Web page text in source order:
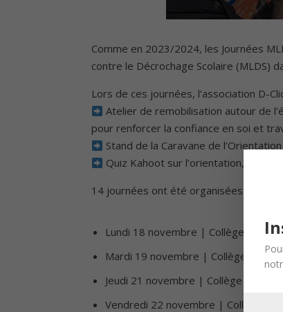
Comme en 2023/2024, les Journées
contre le Décrochage Scolaire (MLDS)
Lors de ces journées, l’association D-
Atelier de remobilisation autour de
pour renforcer la confiance en soi et
Stand de la Caravane de
Quiz Kahoot sur l’orientation,
14 journées ont été organisées dans 13
⁠⁠Lundi 18 novembre | Collège
Mardi 19 novembre | Collège
Jeudi 21 novembre | Collège Henri
⁠Vendredi 22 novembre | Collège